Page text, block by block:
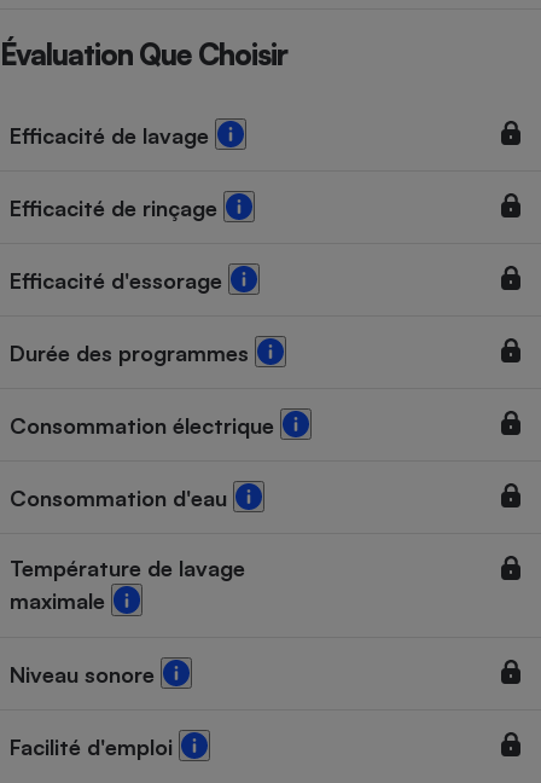
Évaluation Que Choisir
Efficacité de lavage
Efficacité de rinçage
Efficacité d'essorage
Durée des programmes
Consommation électrique
Consommation d'eau
Température de lavage
maximale
Niveau sonore
Facilité d'emploi